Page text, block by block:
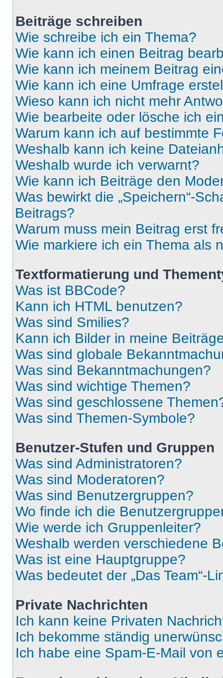
Beiträge schreiben
Wie schreibe ich ein Thema?
Wie kann ich einen Beitrag
Wie kann ich meinem Beitrag
Wie kann ich eine Umfrage
Wieso kann ich nicht mehr
Wie bearbeite oder lösche ich
Warum kann ich auf bestimmte
Weshalb kann ich keine
Weshalb wurde ich verwarnt?
Wie kann ich Beiträge den
Was bewirkt die „Speichern“-
Beitrags?
Warum muss mein Beitrag erst
Wie markiere ich ein Thema als
Textformatierung und
Was ist BBCode?
Kann ich HTML benutzen?
Was sind Smilies?
Kann ich Bilder in meine
Was sind globale
Was sind Bekanntmachungen?
Was sind wichtige Themen?
Was sind geschlossene
Was sind Themen-Symbole?
Benutzer-Stufen und Gruppen
Was sind Administratoren?
Was sind Moderatoren?
Was sind Benutzergruppen?
Wo finde ich die
Wie werde ich Gruppenleiter?
Weshalb werden verschiedene
Was ist eine Hauptgruppe?
Was bedeutet der „Das Team“-
Private Nachrichten
Ich kann keine Privaten
Ich bekomme ständig
Ich habe eine Spam-E-Mail von